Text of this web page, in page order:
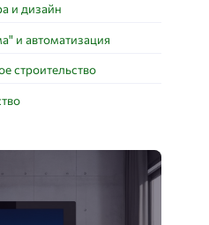
и дизайн
и автоматизация
строительство